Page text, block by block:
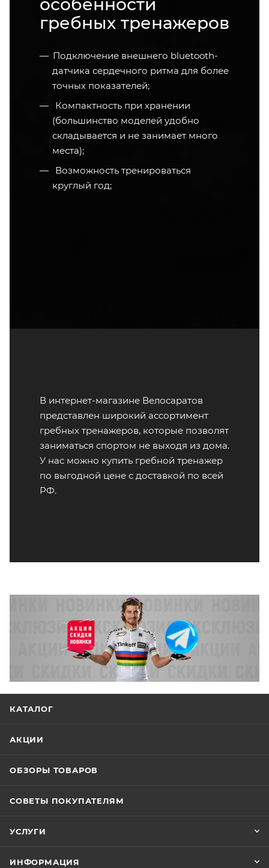
особенности
гребных тренажеров
Подключение внешнего bluetooth-
датчика сердечного ритма для более
точных показателей;
Компактность при хранении
(большинство моделей удобно
складывается и не занимает много
места);
Возможность тренироваться
круглый год;
В интернет-магазине Велосаратов
представлен широкий ассортимент
гребных тренажеров, которые позволят
заниматься спортом не выходя из дома.
У нас можно купить гребной тренажер
по выгодной цене с доставкой по всей
РФ.
КАТАЛОГ
АКЦИИ
ОБЗОРЫ ТОВАРОВ
СОВЕТЫ ПОКУПАТЕЛЯМ
УСЛУГИ
ИНФОРМАЦИЯ